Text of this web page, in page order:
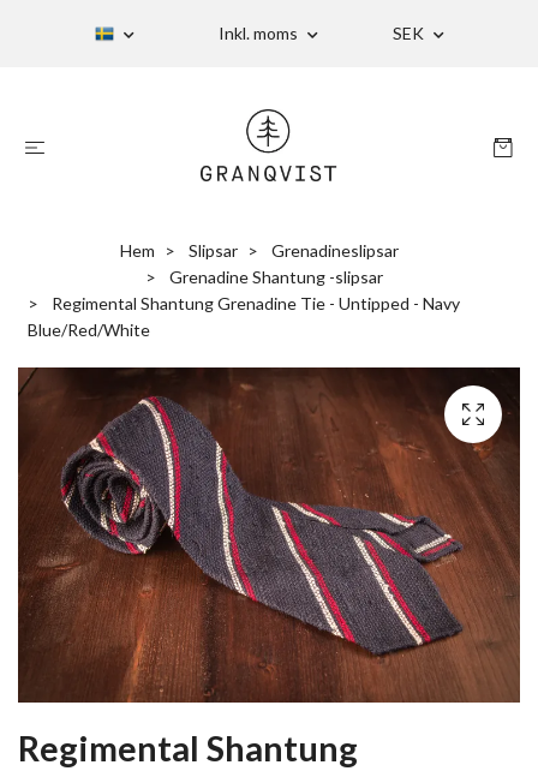
Inkl. moms SEK
Hem Slipsar
Grenadineslipsar
Grenadine Shantung -slipsar
Regimental Shantung Grenadine Tie - Untipped - Navy
Blue/Red/White
Regimental Shantung